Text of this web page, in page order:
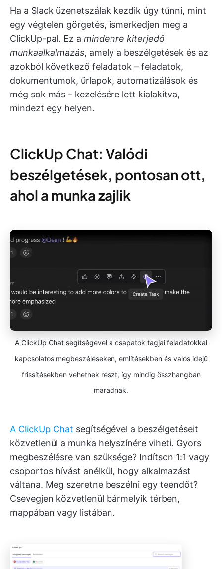
Ha a Slack üzenetszálak kezdik úgy tűnni, mint
egy végtelen görgetés, ismerkedjen meg a
ClickUp-pal. Ez a mindenre kiterjedő
munkaalkalmazás, amely a beszélgetések és az
azokból következő feladatok – feladatok,
dokumentumok, űrlapok, automatizálások és
még sok más – kezelésére lett kialakítva,
mindezt egy helyen.
ClickUp Chat: Valódi
beszélgetések, pontosan ott,
ahol a munka zajlik
A ClickUp Chat segítségével a csapatok tagjai feladatokkal
kapcsolatos megbeszéléseken, említésekben és valós idejű
frissítésekben vehetnek részt, így mindig összhangban
maradnak.
A ClickUp Chat segítségével a beszélgetéseit
közvetlenül a munka helyszínére viheti. Gyors
megbeszélésre van szüksége? Indítson 1:1 vagy
csoportos hívást anélkül, hogy alkalmazást
váltana. Meg szeretne beszélni egy teendőt?
Csevegjen közvetlenül bármelyik térben,
mappában vagy listában.